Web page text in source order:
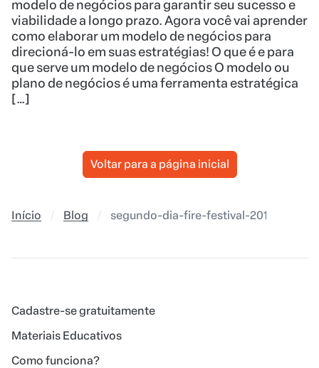
modelo de negócios para garantir seu sucesso e
viabilidade a longo prazo. Agora você vai aprender
como elaborar um modelo de negócios para
direcioná-lo em suas estratégias! O que é e para
que serve um modelo de negócios O modelo ou
plano de negócios é uma ferramenta estratégica
[…]
Voltar para a página inicial
Início Blog segundo-dia-fire-festival-2018
Cadastre-se gratuitamente
Materiais Educativos
Como funciona?